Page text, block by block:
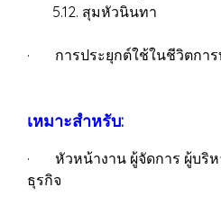
5.12. สุมหัวนินทา
· การประยุกต์ใช้ในชีวิตการ
เหมาะสำหรับ:
· หัวหน้างาน ผู้จัดการ ผู้บริห
ธุรกิจ